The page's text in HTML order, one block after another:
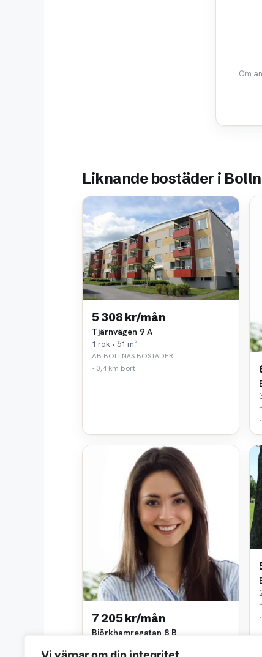
Om
Liknande bostäder i
5 308 kr/mån
Tjärnvägen 9 A
1 rok • 51 m²
AB BOLLNÄS BOSTÄDER
~0,4 km bort
7 205 kr/mån
Björkhamregatan 8 B